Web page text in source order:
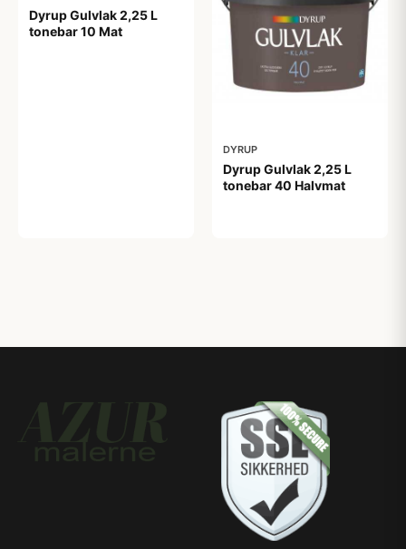
Dyrup Gulvlak 2,25 L
tonebar 10 Mat
DYRUP
Dyrup Gulvlak 2,25 L
tonebar 40 Halvmat